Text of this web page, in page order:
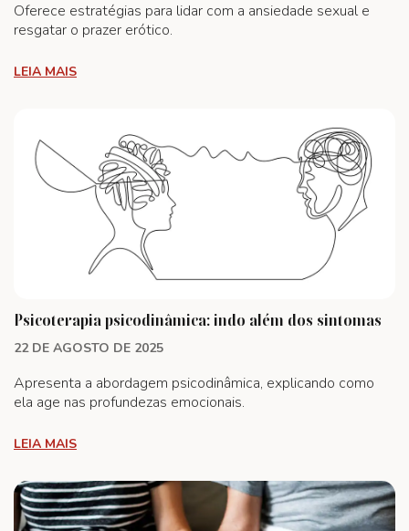
Oferece estratégias para lidar com a ansiedade sexual e
resgatar o prazer erótico.
LEIA MAIS
Psicoterapia psicodinâmica: indo além dos sintomas
22 DE AGOSTO DE 2025
Apresenta a abordagem psicodinâmica, explicando como
ela age nas profundezas emocionais.
LEIA MAIS